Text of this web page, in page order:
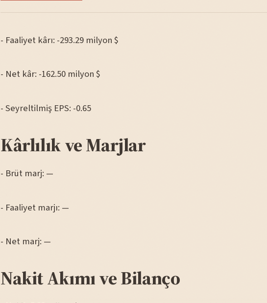
- Faaliyet kârı: -293.29 milyon $
- Net kâr: -162.50 milyon $
- Seyreltilmiş EPS: -0.65
Kârlılık ve Marjlar
- Brüt marj: —
- Faaliyet marjı: —
- Net marj: —
Nakit Akımı ve Bilanço